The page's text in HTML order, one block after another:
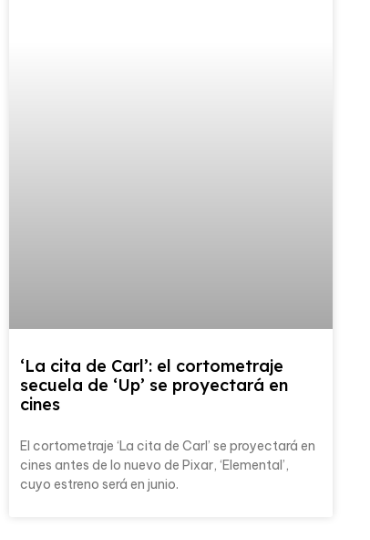
‘La cita de Carl’: el cortometraje
secuela de ‘Up’ se proyectará en
cines
El cortometraje ‘La cita de Carl’ se proyectará en
cines antes de lo nuevo de Pixar, ‘Elemental’,
cuyo estreno será en junio.